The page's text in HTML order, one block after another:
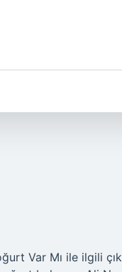
Var Mı ile ilgili